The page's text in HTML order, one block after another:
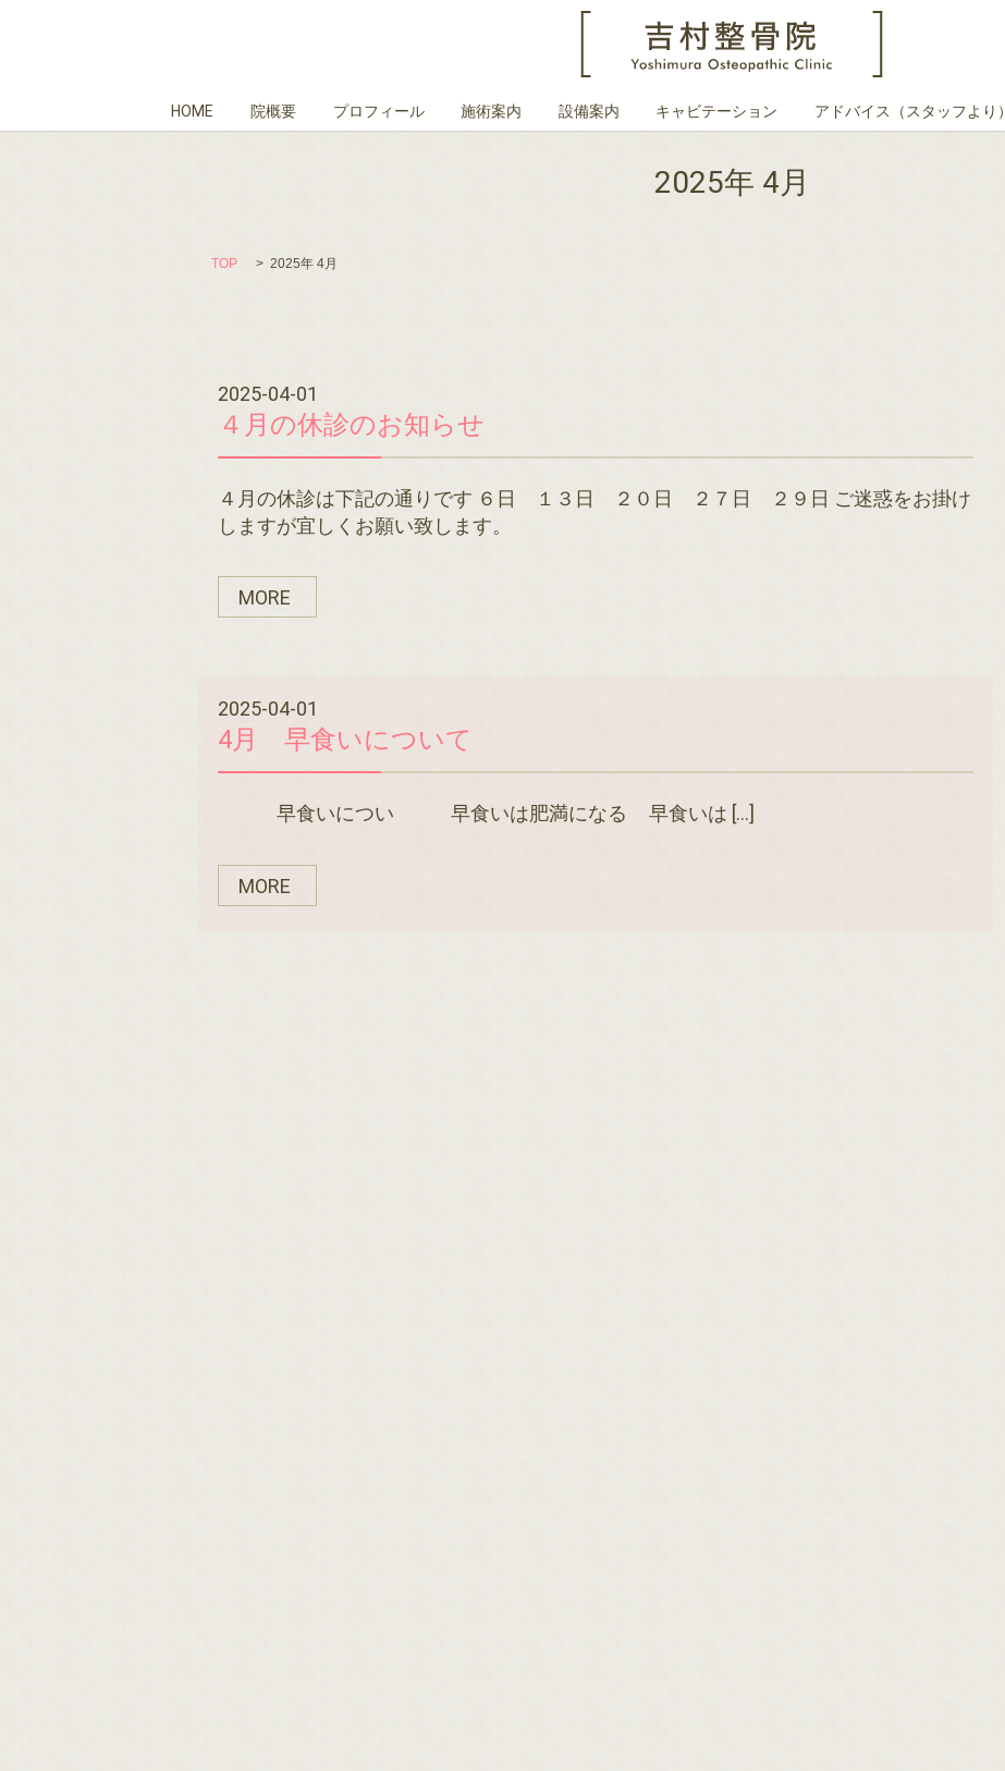
HOME 院概要 プロフィール 施術案内 設備案内 キャビテーション アドバイス（スタッフより）
2025年 4月
TOP 2025年 4月
2025-04-01
４月の休診のお知らせ
４月の休診は下記の通りです ６日 １３日 ２０日 ２７日 ２９日 ご迷惑をお掛け
しますが宜しくお願い致します。
MORE
2025-04-01
4月 早食いについて
早食いについ 早食いは肥満になる 早食いは […]
MORE